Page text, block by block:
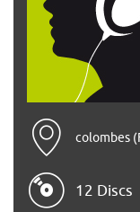
colombes
12 Discs